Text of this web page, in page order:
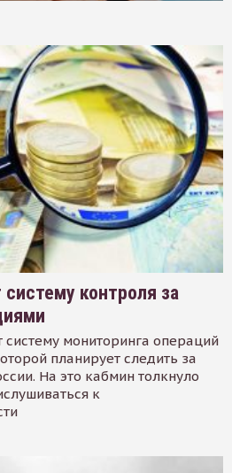
контроля за
систему мониторинга операций
планирует следить за
На это кабмин толкнуло
к